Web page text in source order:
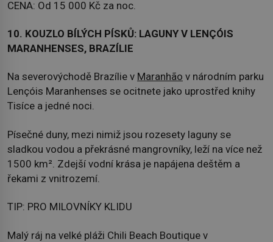
CENA: Od 15 000 Kč za noc.
10. KOUZLO BÍLÝCH PÍSKŮ: LAGUNY V LENÇÓIS
MARANHENSES, BRAZÍLIE
Na severovýchodě Brazílie v Maranhão v národním parku
Lençóis Maranhenses se ocitnete jako uprostřed knihy
Tisíce a jedné noci.
Písečné duny, mezi nimiž jsou rozesety laguny se
sladkou vodou a překrásné mangrovníky, leží na více než
1500 km². Zdejší vodní krása je napájena deštěm a
řekami z vnitrozemí.
TIP: PRO MILOVNÍKY KLIDU
Malý ráj na velké pláži Chili Beach Boutique v